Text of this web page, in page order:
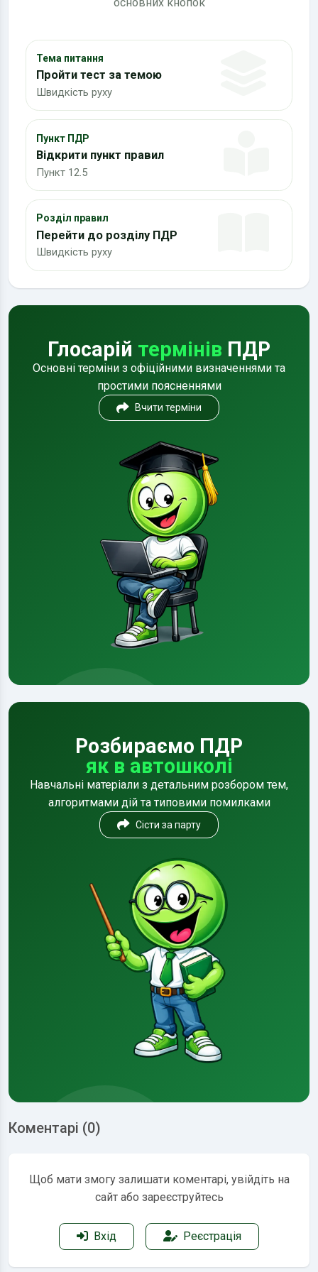
Тема питання
Пройти тест за темою
Швидкість руху
Пункт ПДР
Відкрити пункт правил
Пункт 12.5
Розділ правил
Перейти до розділу ПДР
Швидкість руху
Глосарій термінів ПДР
Основні терміни з офіційними визначеннями та
простими поясненнями
Вчити терміни
Розбираємо ПДР
як в автошколі
Навчальні матеріали з детальним розбором тем,
алгоритмами дій та типовими помилками
Сісти за парту
Коментарі (0)
Щоб мати змогу залишати коментарі, увійдіть на
сайт або зареєструйтесь
Вхід Реєстрація